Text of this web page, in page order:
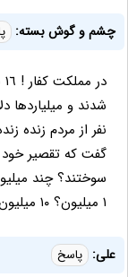
چشم و گوش بسته:
شدند و
نفر از مردم زنده
گفت كه تقصير خود
سوختند؟ چند
١ ميليون؟ ١٠ ميليون؟ ٨٠ ميليون؟
علی: پاسخ